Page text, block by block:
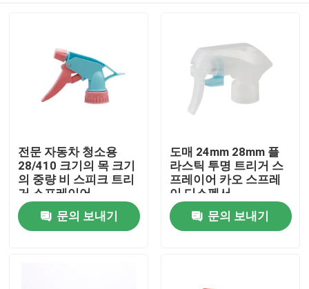
전문 자동차 청소용
28/410 크기의 목 크기
의 중량 비 스피크 트리
거 스프레이어
문의 보내기
도매 24mm 28mm 플
라스틱 투명 트리거 스
프레이어 카오 스프레
이 디스펜서
문의 보내기